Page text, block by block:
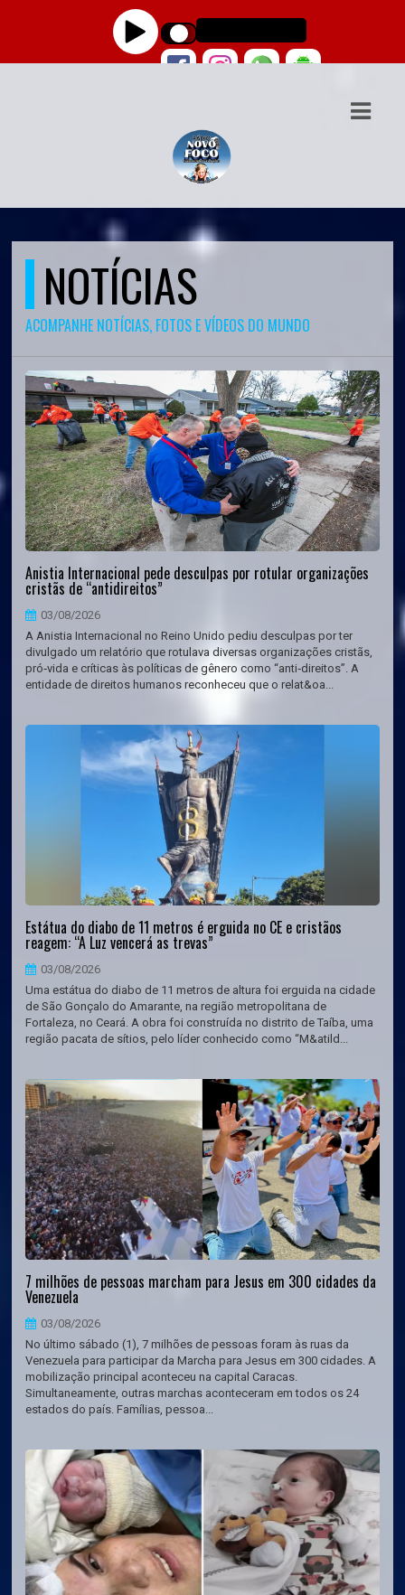
NOTÍCIAS
ACOMPANHE NOTÍCIAS, FOTOS E VÍDEOS DO MUNDO
Anistia Internacional pede desculpas por rotular organizações
cristãs de “antidireitos”
03/08/2026
A Anistia Internacional no Reino Unido pediu desculpas por ter
divulgado um relatório que rotulava diversas organizações cristãs,
pró‑vida e críticas às políticas de gênero como “anti‑direitos”. A
entidade de direitos humanos reconheceu que o relat&oa...
Estátua do diabo de 11 metros é erguida no CE e cristãos
reagem: “A Luz vencerá as trevas”
03/08/2026
Uma estátua do diabo de 11 metros de altura foi erguida na cidade
de São Gonçalo do Amarante, na região metropolitana de
Fortaleza, no Ceará. A obra foi construída no distrito de Taíba, uma
região pacata de sítios, pelo líder conhecido como “M&atild...
7 milhões de pessoas marcham para Jesus em 300 cidades da
Venezuela
03/08/2026
No último sábado (1), 7 milhões de pessoas foram às ruas da
Venezuela para participar da Marcha para Jesus em 300 cidades. A
mobilização principal aconteceu na capital Caracas.
Simultaneamente, outras marchas aconteceram em todos os 24
estados do país. Famílias, pessoa...